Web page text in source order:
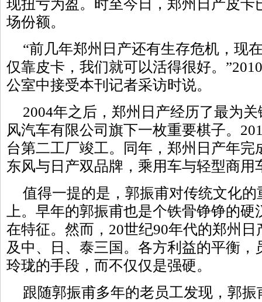
现扭亏为盈。时至今日，郑州日产皮卡
场份额。
“前几年郑州日产还有生存危机，现
仅靠皮卡，我们就可以活得很好。
公室中接受本刊记者采访时说。
2004年之后，郑州日产经历了最为
风汽车有限公司旗下一枚重要棋子。
台第二工厂竣工。同年，郑州日产年完
东风与日产双品牌，乘用车与轻型商用
值得一提的是，郭振甫对传统文化
上。早年的郭振甫也是个铁骨铮铮的
在特征。然而，20世纪90年代的郑州
及中、日、泰三国。各方利益的平衡
玲珑的手段，而不仅仅是强硬。
跟随郭振甫多年的老员工发现，郭